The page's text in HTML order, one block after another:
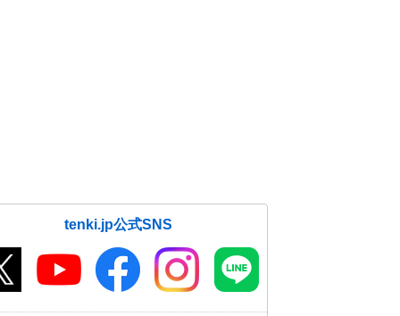
tenki.jp公式SNS